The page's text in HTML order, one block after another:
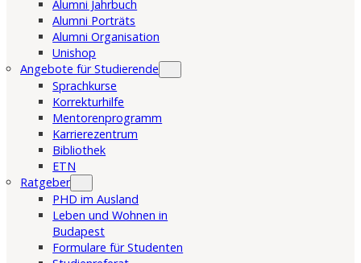
Alumni Jahrbuch
Alumni Porträts
Alumni Organisation
Unishop
Angebote für Studierende
Sprachkurse
Korrekturhilfe
Mentorenprogramm
Karrierezentrum
Bibliothek
ETN
Ratgeber
PHD im Ausland
Leben und Wohnen in
Budapest
Formulare für Studenten